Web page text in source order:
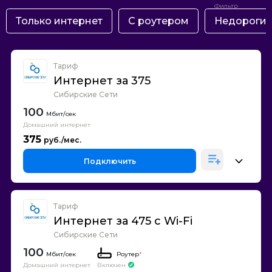
Только интернет С роутером Недорогие
Тариф
Интернет за 375
Сибирские Сети
100
Домашний интернет
375
Подключить
Тариф
Интернет за 475 с Wi-Fi
Сибирские Сети
100
Домашний интернет
Роутер*
Включен